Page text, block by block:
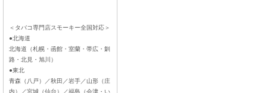
＜タバコ専門店スモーキー全国対応＞
●北海道
北海道（札幌・函館・室蘭・帯広・釧
路・北見・旭川）
●東北
青森（八戸）／秋田／岩手／山形（庄
内）／宮城（仙台）／福島（会津・い